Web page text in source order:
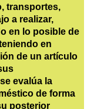
transportes,
a realizar,
en lo posible de
en
de un artículo
evalúa la
de forma
posterior